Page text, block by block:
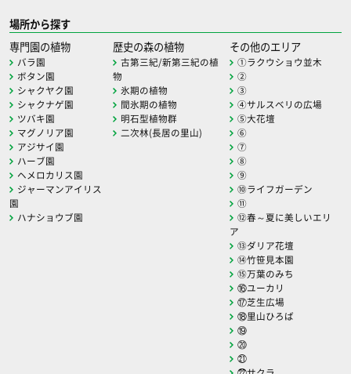
場所から探す
専門園の植物
バラ園
ボタン園
シャクヤク園
シャクナゲ園
ツバキ園
マグノリア園
アジサイ園
ハーブ園
ヘメロカリス園
ジャーマンアイリス
園
ハナショウブ園
歴史の森の植物
古第三紀/新第三紀の植
物
氷期の植物
間氷期の植物
明石型植物群
二次林(長居の里山)
その他のエリア
①ラクウショウ並木
②
③
④サルスベリの広場
⑤大花壇
⑥
⑦
⑧
⑨
⑩ライフガーデン
⑪
⑫春～夏に美しいエリ
ア
⑬ダリア花壇
⑭竹笹見本園
⑮万葉のみち
⑯ユーカリ
⑰芝生広場
⑱里山ひろば
⑲
⑳
㉑